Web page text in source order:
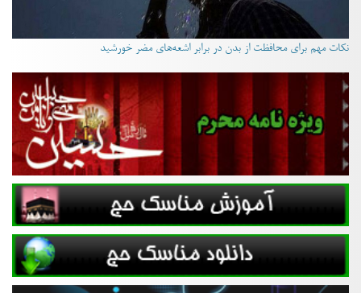
نکات مهم برای محافظت از بدن در برابر اشعه‌های مضر خورشید